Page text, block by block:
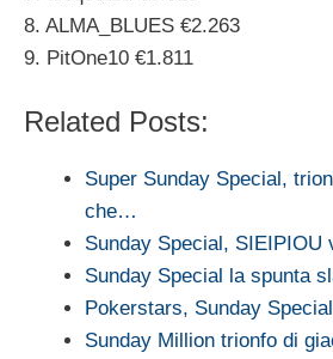
8. ALMA_BLUES €2.263
9. PitOne10 €1.811
Related Posts:
Super Sunday Special,
che…
Sunday Special, SIEIPIOU
Sunday Special la spunta
Pokerstars, Sunday
Sunday Million trionfo di